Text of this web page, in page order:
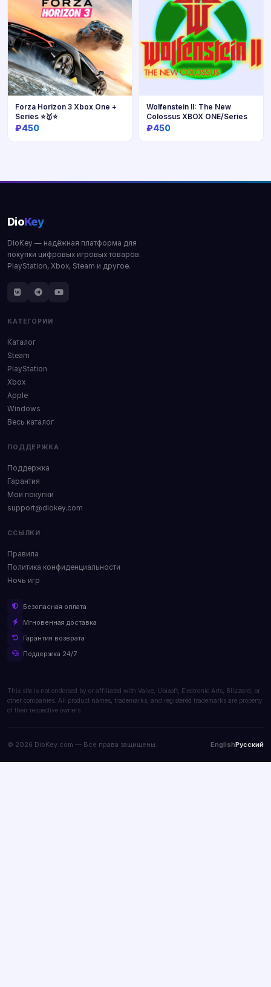
Forza Horizon 3 Xbox One +
Series ⭐🥇⭐
₽450
Wolfenstein II: The New
Colossus XBOX ONE/Series
₽450
DioKey
DioKey — надёжная платформа для
покупки цифровых игровых товаров.
PlayStation, Xbox, Steam и другое.
КАТЕГОРИИ
Каталог
Steam
PlayStation
Xbox
Apple
Windows
Весь каталог
ПОДДЕРЖКА
Поддержка
Гарантия
Мои покупки
support@diokey.com
ССЫЛКИ
Правила
Политика конфиденциальности
Ночь игр
Безопасная оплата
Мгновенная доставка
Гарантия возврата
Поддержка 24/7
This site is not endorsed by or affiliated with Valve, Ubisoft, Electronic Arts, Blizzard, or
other companies. All product names, trademarks, and registered trademarks are property
of their respective owners.
© 2026 DioKey.com — Все права защищены. EnglishРусский